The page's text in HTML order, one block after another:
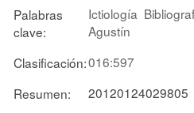
Palabras
clave:
Ictiología
Agustín
Clasificación:016:597
Resumen:
20120124029805